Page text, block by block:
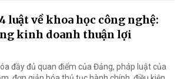
luật về khoa học công nghệ:
kinh doanh thuận lợi
đầy đủ quan điểm của Đảng, pháp luật của